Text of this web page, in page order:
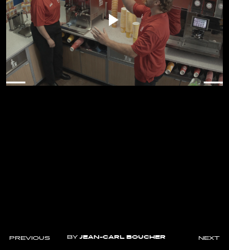
BY JEAN-CARL BOUCHER
PREVIOUS NEXT